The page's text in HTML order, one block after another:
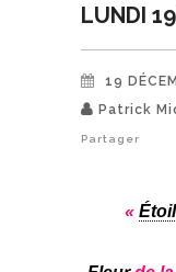
LUNDI
19
Patrick
Partager
«